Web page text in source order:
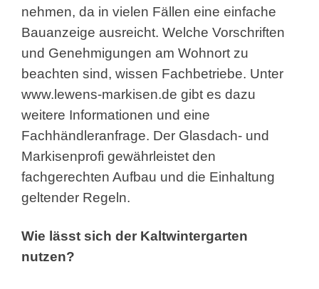
nehmen, da in vielen Fällen eine einfache
Bauanzeige ausreicht. Welche Vorschriften
und Genehmigungen am Wohnort zu
beachten sind, wissen Fachbetriebe. Unter
www.lewens-markisen.de gibt es dazu
weitere Informationen und eine
Fachhändleranfrage. Der Glasdach- und
Markisenprofi gewährleistet den
fachgerechten Aufbau und die Einhaltung
geltender Regeln.
Wie lässt sich der Kaltwintergarten
nutzen?